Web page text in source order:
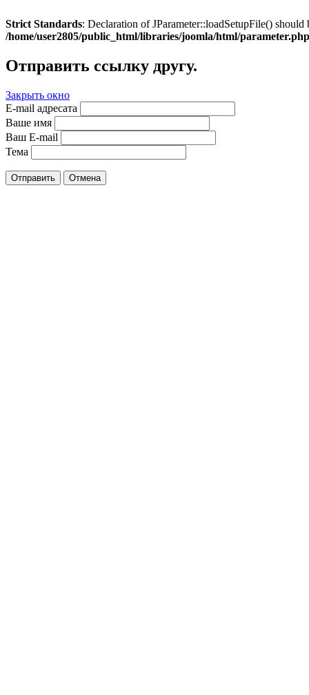
Strict Standards: Declaration of JParameter::loadSetupFile()
/home/user2805/public_html/libraries/joomla/html/parameter.php
Отправить ссылку другу.
Закрыть окно
E-mail адресата
Ваше имя
Ваш E-mail
Тема
Отправить Отмена